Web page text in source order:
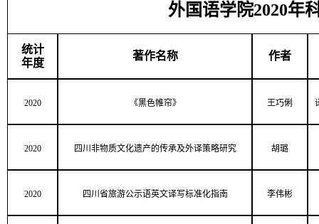
外国语学院2020年
统计
年度
著作名称 作者
2020 《黑色帷帘》 王巧俐
2020 四川非物质文化遗产的传承及外译策略研究 胡璐
2020 四川省旅游公示语英文译写标准化指南 李伟彬